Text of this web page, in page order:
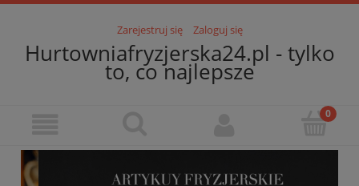
Zarejestruj się Zaloguj się
Hurtowniafryzjerska24.pl - tylko
to, co najlepsze